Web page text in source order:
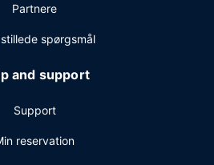
kvadratmeter til rådighed,
og mødelokaler.
er gratis (døgnet rundt).
Partnere
spørgsmål
and support
Support
reservation